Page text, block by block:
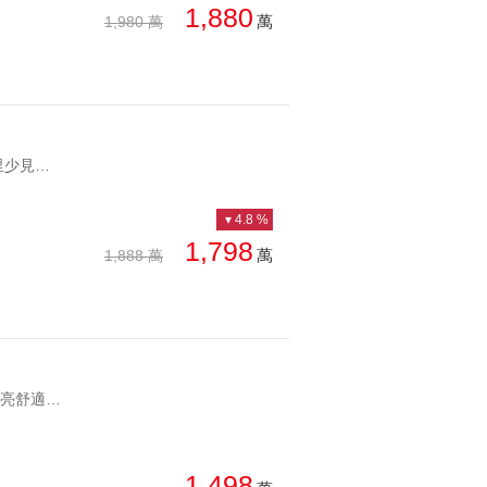
1,980 萬 1,880 萬
1,888 萬 1,798 萬
4.8 %